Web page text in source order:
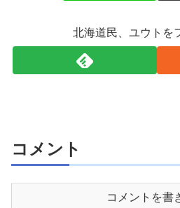
北海道民、ユウトを
コメント
コメントを書